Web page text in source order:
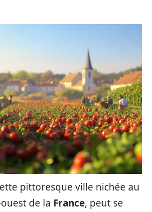
pittoresque ville nichée au
de la France, peut se